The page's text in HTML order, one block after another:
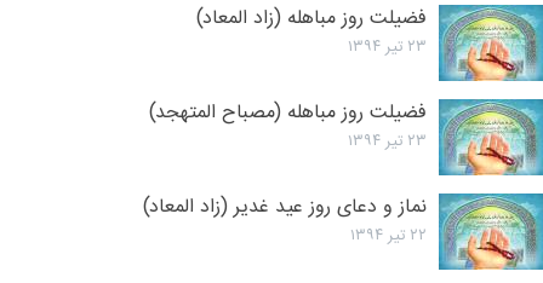
فضیلت روز مباهله (زاد المعاد)
۲۳ تیر ۱۳۹۴
فضیلت روز مباهله (مصباح المتهجد)
۲۳ تیر ۱۳۹۴
نماز و دعای روز عید غدیر (زاد المعاد)
۲۲ تیر ۱۳۹۴